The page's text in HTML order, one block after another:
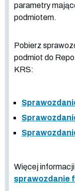
parametry
podmiotem.
Pobierz
podmiot do
KRS:
Więcej
sprawozdanie